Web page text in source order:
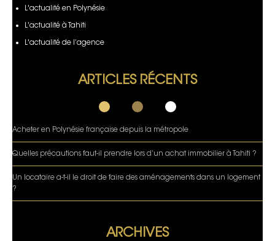
L'actualité en Polynésie
L'actualité à Tahiti
L'actualité de l’agence
ARTICLES RÉCENTS
Acheter en Polynésie française depuis la métropole
Quelles précautions faut-il prendre lors d’un achat immobilier à Tahiti ?
Un locataire a-t-il le droit de faire des aménagements dans un logement
?
ARCHIVES